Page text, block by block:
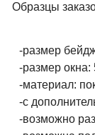
Образцы
-размер
-размер окна:
-материал:
-с
-возможно